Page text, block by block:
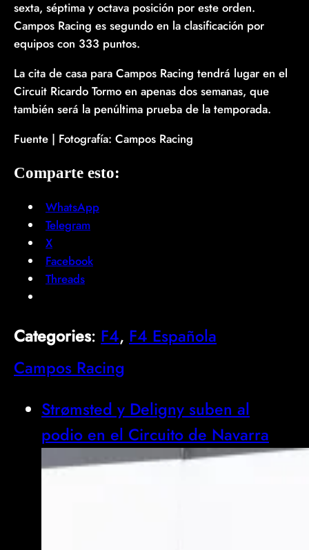
sexta, séptima y octava posición por este orden.
Campos Racing es segundo en la clasificación por
equipos con 333 puntos.
La cita de casa para Campos Racing tendrá lugar en el
Circuit Ricardo Tormo en apenas dos semanas, que
también será la penúltima prueba de la temporada.
Fuente | Fotografía: Campos Racing
Comparte esto:
WhatsApp
Telegram
X
Facebook
Threads
Categories: F4, F4 Española
Campos Racing
Strømsted y Deligny suben al
podio en el Circuito de Navarra